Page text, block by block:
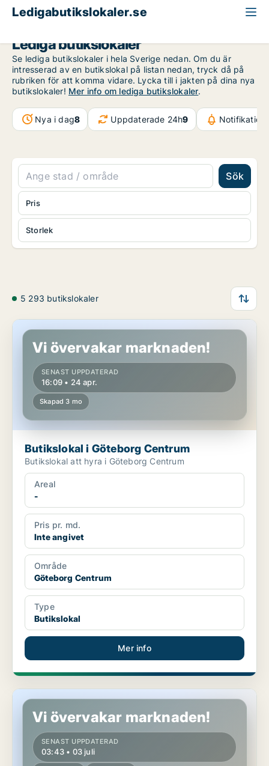
Ledigabutikslokaler.se
Lediga butikslokaler
Se lediga butikslokaler i hela Sverige nedan. Om du är
intresserad av en butikslokal på listan nedan, tryck då på
rubriken för att komma vidare. Lycka till i jakten på dina nya
butikslokaler! Mer info om lediga butikslokaler.
Nya i dag8 Uppdaterade 24h9
Sök
Storlek
Pris
5 293 butikslokaler
Butikslokal i Göteborg Centrum
Vi övervakar marknaden!
SENAST UPPDATERAD
16:09 • 24 apr.
Skapad 3 mo
Butikslokal i Göteborg Centrum
Butikslokal att hyra i Göteborg Centrum
Areal
-
Pris pr. md.
Inte angivet
Område
Göteborg Centrum
Type
Butikslokal
Mer info
Butikslokal i Göteborg Centrum
Vi övervakar marknaden!
SENAST UPPDATERAD
03:43 • 03 juli